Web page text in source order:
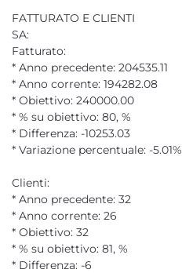
FATTURATO E CLIENTI
SA:
Fatturato:
* Anno precedente: 204535.11
* Anno corrente: 194282.08
* Obiettivo: 240000.00
* % su obiettivo: 80, %
* Differenza: -10253.03
* Variazione percentuale: -5.01%
Clienti:
* Anno precedente: 32
* Anno corrente: 26
* Obiettivo: 32
* % su obiettivo: 81, %
* Differenza: -6